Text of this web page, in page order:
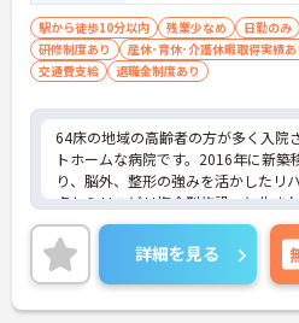
駅から徒歩10分以内 残業少なめ 日勤のみ
研修制度あり
産休･育休･介護休暇取得実績あ
交通費支給
退職金制度あり
64床の地域の高齢者の方が多く入院
トホームな病院です。2016年に新築
り、脳外、整形の強みを活かしたリ
点からリハビリ複合型施設へと生ま
た！（回リハ病棟64床、老健120床
復帰型のリハビリ複合型施設）
月間の残業時間が非常に少なく、数
また、有給消化率も高く、ご家庭を
心してご勤務いただけます。駅チカ
詳細を見る